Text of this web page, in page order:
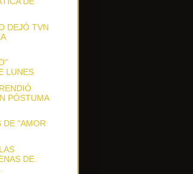
DEJÓ TVN
LUNES
PÓSTUMA
DE "AMOR
DE